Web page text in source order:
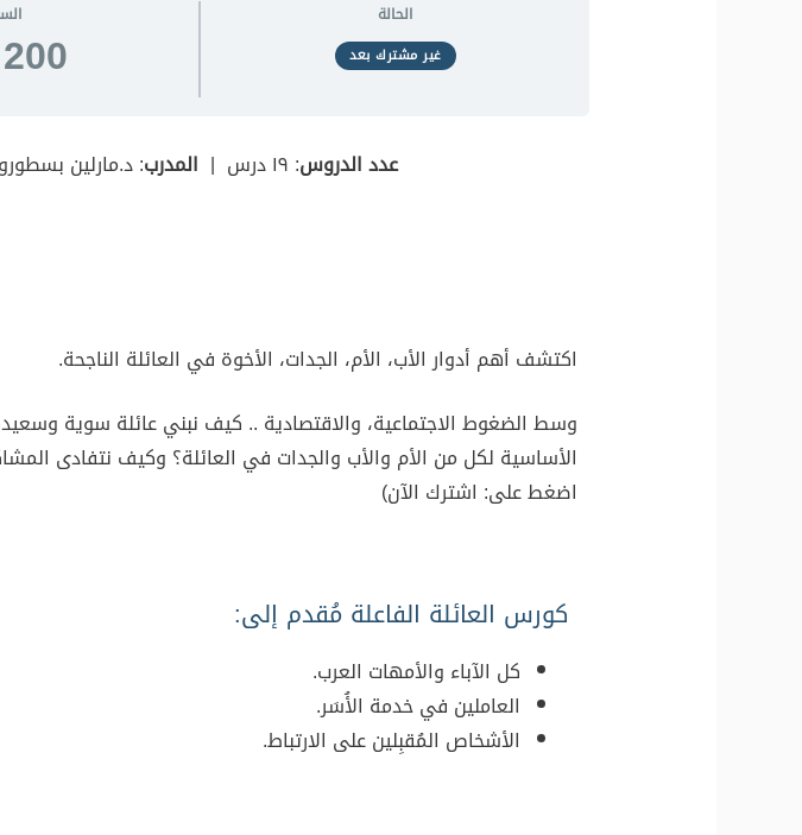
الحالة
غير مشترك بعد
عدد الدروس: ١٩ درس | المدرب: د.مارلين
اكتشف أهم أدوار الأب، الأم، الجدات، الأخوة في العائلة الناجحة.
وسط الضغوط الاجتماعية، والاقتصادية .. كيف نبني عائلة سوية
الأساسية لكل من الأم والأب والجدات في العائلة؟ وكيف نتفادى
اضغط على: اشترك الآن)
كورس العائلة الفاعلة مُقدم إلى:
كل الآباء والأمهات العرب.
العاملين في خدمة الأُسَر.
الأشخاص المُقبِلين على الارتباط.